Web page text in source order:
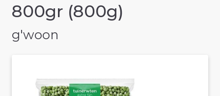
800gr (800g)
g'woon